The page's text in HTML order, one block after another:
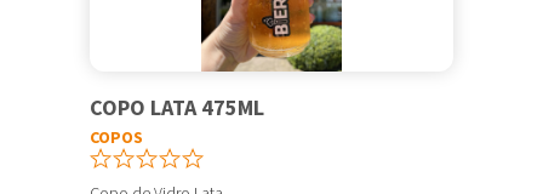
COPO LATA 475ML
COPOS